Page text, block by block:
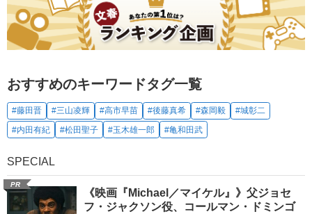
おすすめのキーワードタグ一覧
#藤田晋 #三山凌輝 #高市早苗 #後藤真希 #森岡毅
#城彰二
#内田有紀
#松田聖子 #玉木雄一郎 #亀和田武
SPECIAL
PR
《映画『Michael／マイケル』》父ジョセ
フ・ジャクソン役、コールマン・ドミンゴ